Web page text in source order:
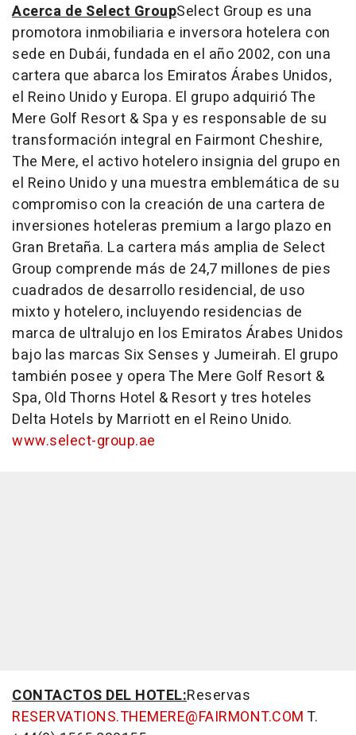
Acerca de Select GroupSelect Group es una
promotora inmobiliaria e inversora hotelera con
sede en Dubái, fundada en el año 2002, con una
cartera que abarca los Emiratos Árabes Unidos,
el Reino Unido y Europa. El grupo adquirió The
Mere Golf Resort & Spa y es responsable de su
transformación integral en Fairmont Cheshire,
The Mere, el activo hotelero insignia del grupo en
el Reino Unido y una muestra emblemática de su
compromiso con la creación de una cartera de
inversiones hoteleras premium a largo plazo en
Gran Bretaña. La cartera más amplia de Select
Group comprende más de 24,7 millones de pies
cuadrados de desarrollo residencial, de uso
mixto y hotelero, incluyendo residencias de
marca de ultralujo en los Emiratos Árabes Unidos
bajo las marcas Six Senses y Jumeirah. El grupo
también posee y opera The Mere Golf Resort &
Spa, Old Thorns Hotel & Resort y tres hoteles
Delta Hotels by Marriott en el Reino Unido.
www.select-group.ae
CONTACTOS DEL HOTEL:Reservas
RESERVATIONS.THEMERE@FAIRMONT.COM T.